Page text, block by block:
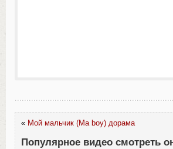
« Мой мальчик (Ma boy) дорама
Популярное видео смотреть